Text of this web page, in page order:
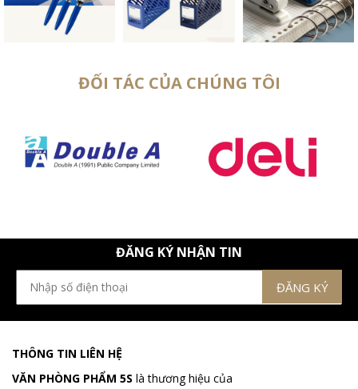
ĐỐI TÁC CỦA CHÚNG TÔI
ĐĂNG KÝ NHẬN TIN
THÔNG TIN LIÊN HỆ
VĂN PHÒNG PHẨM 5S là thương hiệu của